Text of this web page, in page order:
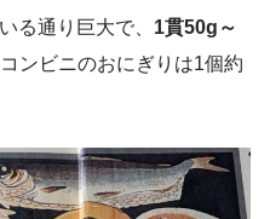
る通り巨大で、 1貫50g～
ンビニのおにぎりは1個約